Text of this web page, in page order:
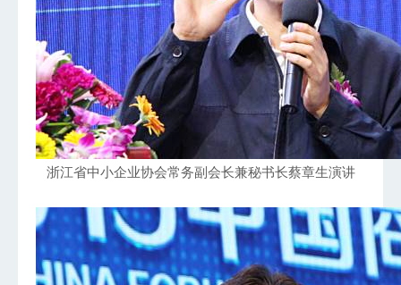
浙江省中小企业协会常务副会长兼秘书长蔡章生演讲